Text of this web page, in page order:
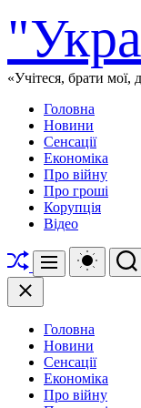
до
вмісту
«Учітеся, брати
Головна
Новини
Сенсації
Економіка
Про війну
Про гроші
Корупція
Відео
Перетасувати
Меню
Перемикач
кольорового
Закрити
Головна
Новини
Сенсації
Економіка
Про війну